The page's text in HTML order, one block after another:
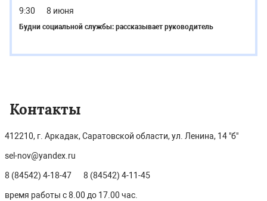
9:30 8 июня
Будни социальной службы: рассказывает руководитель
Контакты
412210, г. Аркадак, Саратовской области, ул. Ленина, 14 "б"
sel-nov@yandex.ru
8 (84542) 4-18-47 8 (84542) 4-11-45
время работы с 8.00 до 17.00 час.